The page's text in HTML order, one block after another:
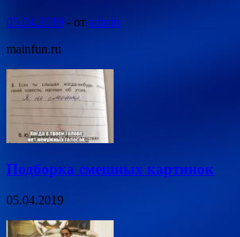
05.04.2019 - от admin
mainfun.ru
Подборка смешных картинок
05.04.2019